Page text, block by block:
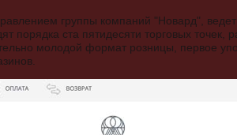
группы компаний "Новард",
порядка ста пятидесяти торговых
молодой формат розницы, первое